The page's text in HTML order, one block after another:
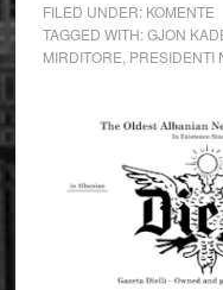
FILED UNDER: KOMENTE
TAGGED WITH:GJON
MIRDITORE PRESIDENTI